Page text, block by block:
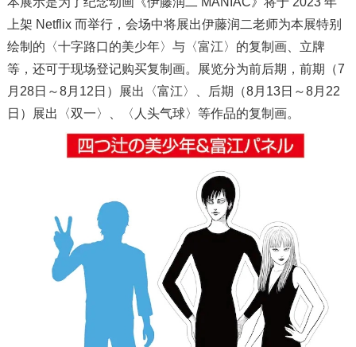
上架 Netflix 而举行，会场中将展出伊藤润二老师为本展特别
绘制的〈十字路口的美少年〉与〈富江〉的复制画、立牌
等，还可于现场登记购买复制画。展览分为前后期，前期（7
月28日～8月12日）展出〈富江〉、后期（8月13日～8月22
日）展出〈双一〉、〈人头气球〉等作品的复制画。